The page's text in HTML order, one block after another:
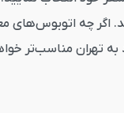
اگر چه اتوبوس‌های
تهران مناسب‌تر